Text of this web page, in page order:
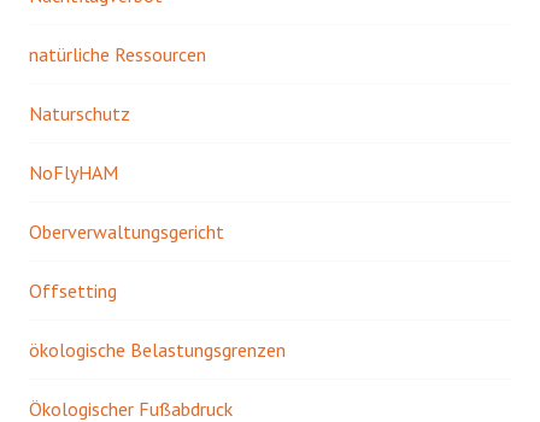
natürliche Ressourcen
Naturschutz
NoFlyHAM
Oberverwaltungsgericht
Offsetting
ökologische Belastungsgrenzen
Ökologischer Fußabdruck